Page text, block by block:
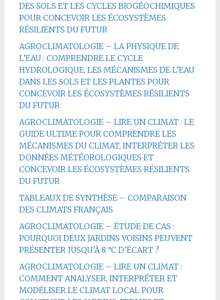
DES SOLS ET LES CYCLES BIOGÉOCHIMIQUES
POUR CONCEVOIR LES ÉCOSYSTÈMES
RÉSILIENTS DU FUTUR
AGROCLIMATOLOGIE – LA PHYSIQUE DE
L’EAU : COMPRENDRE LE CYCLE
HYDROLOGIQUE, LES MÉCANISMES DE L’EAU
DANS LES SOLS ET LES PLANTES POUR
CONCEVOIR LES ÉCOSYSTÈMES RÉSILIENTS
DU FUTUR
AGROCLIMATOLOGIE – LIRE UN CLIMAT : LE
GUIDE ULTIME POUR COMPRENDRE LES
MÉCANISMES DU CLIMAT, INTERPRÉTER LES
DONNÉES MÉTÉOROLOGIQUES ET
CONCEVOIR LES ÉCOSYSTÈMES RÉSILIENTS
DU FUTUR
TABLEAUX DE SYNTHÈSE – COMPARAISON
DES CLIMATS FRANÇAIS
AGROCLIMATOLOGIE – ÉTUDE DE CAS :
POURQUOI DEUX JARDINS VOISINS PEUVENT
PRÉSENTER JUSQU’À 8 °C D’ÉCART ?
AGROCLIMATOLOGIE – LIRE UN CLIMAT :
COMMENT ANALYSER, INTERPRÉTER ET
MODÉLISER LE CLIMAT LOCAL POUR